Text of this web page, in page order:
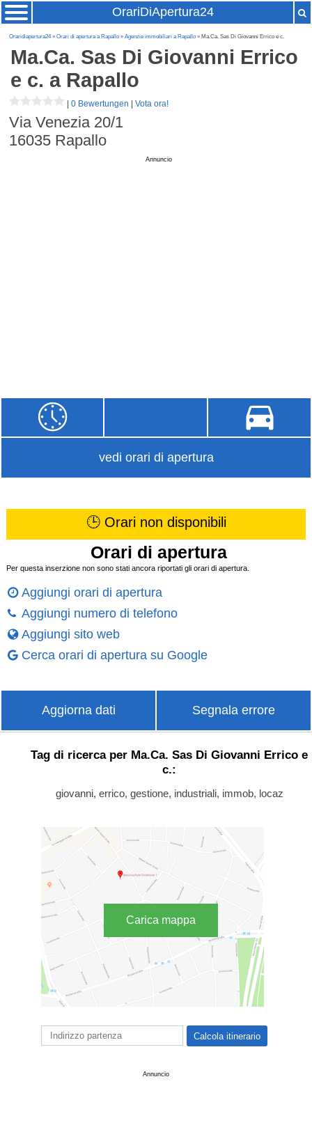
OrariDiApertura24
Oraridiapertura24»Orari di apertura a Rapallo »Agenzie immobiliari a Rapallo » Ma.Ca. Sas Di Giovanni Errico e c.
Ma.Ca. Sas Di Giovanni Errico
e c. a Rapallo
|0 Bewertungen |Vota ora!
Via Venezia 20/1
16035 Rapallo
Annuncio
vedi orari di apertura
🕒 Orari non disponibili
Orari di apertura
Per questa inserzione non sono stati ancora riportati gli orari di apertura.
Aggiungi orari di apertura
Aggiungi numero di telefono
Aggiungi sito web
Cerca orari di apertura su Google
Aggiorna dati Segnala errore
Tag di ricerca per Ma.Ca. Sas Di Giovanni Errico e
c.:
giovanni, errico, gestione, industriali, immob, locaz
Carica mappa
Annuncio